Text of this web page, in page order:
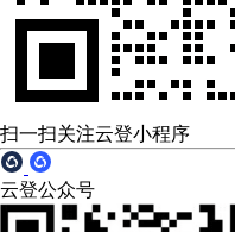
扫一扫关注云登小程序
云登公众号